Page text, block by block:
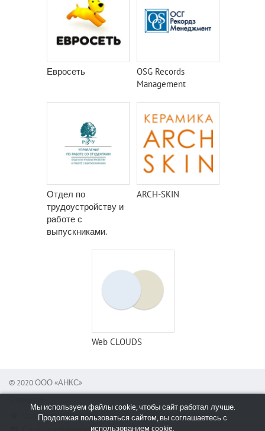
Евросеть
OSG Records
Management
Отдел по
трудоустройству и
работе с
выпускниками.
ARCH-SKIN
Web CLOUDS
© 2020 ООО «АНКС»
Сообщить об ошибке
Мы используем файлы cookie, чтобы сайт работал лучше.
Продолжая пользоваться сайтом, вы соглашаетесь с
использованием cookie.